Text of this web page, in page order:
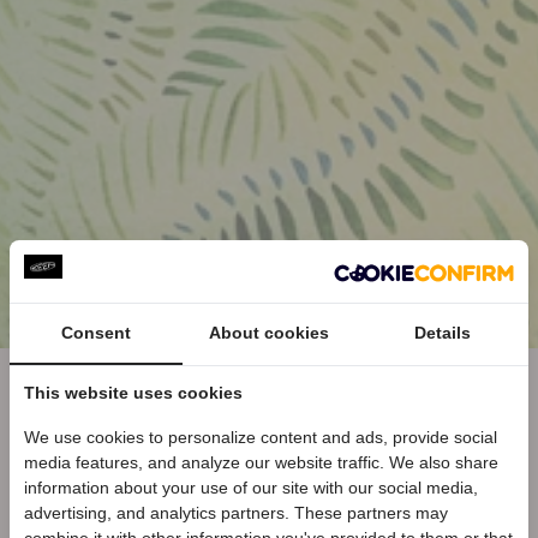
e
n
n
Cleaner Shoes for a Better
Planet
We envision a shoe industry that has a positive impact
Consent About cookies Details
This website uses cookies
We use cookies to personalize content and ads, provide social
media features, and analyze our website traffic. We also share
information about your use of our site with our social media,
advertising, and analytics partners. These partners may
Welkom bij KEEN
Ontvang 5% kortingop je eerste bestelling